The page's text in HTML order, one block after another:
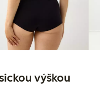
výškou